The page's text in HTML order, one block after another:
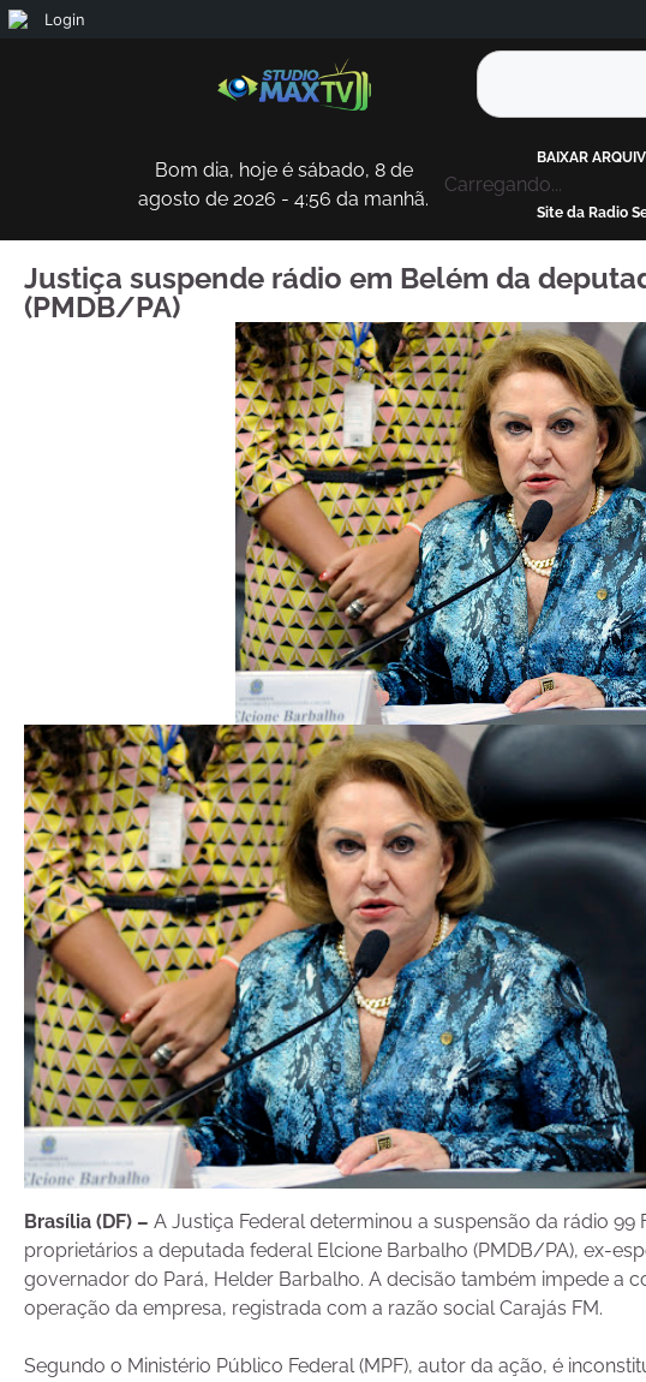
Bom dia, hoje é sábado, 8 de
agosto de 2026 - 4:56 da manhã.
Carregando...
BAIXAR
Site da Radio
Justiça suspende rádio em Belém da
(PMDB/PA)
Brasília (DF) – A Justiça Federal determinou a suspensão da rádio 99
proprietários a deputada federal Elcione Barbalho (PMDB/PA), ex-
governador do Pará, Helder Barbalho. A decisão também impede a
operação da empresa, registrada com a razão social Carajás FM.
Segundo o Ministério Público Federal (MPF), autor da ação, é
Login